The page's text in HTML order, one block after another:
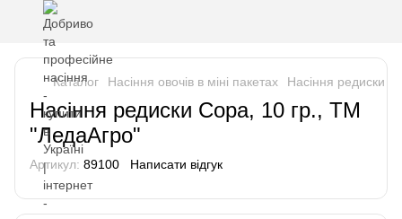
Каталог Насіння овочів в міні пакетах Насіння редиски
Насіння редиски Сора, 10 гр., ТМ
"ЛедаАгро"
Артикул: 89100 Написати відгук